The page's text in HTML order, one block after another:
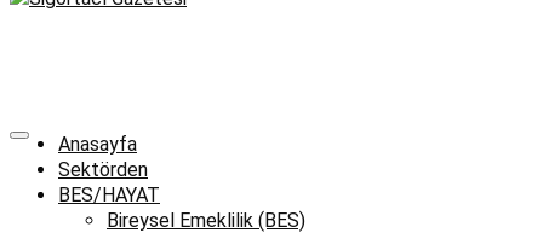
Anasayfa
Sektörden
BES/HAYAT
Bireysel Emeklilik (BES)